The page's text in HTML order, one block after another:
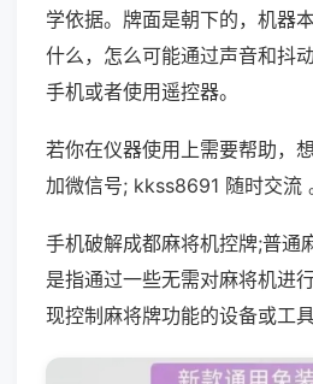
学依据。牌面是朝下的，机器
什么，怎么可能通过声音和抖
手机或者使用遥控器。
若你在仪器使用上需要帮助，
加微信号; kkss8691 随时交流
手机破解成都麻将机控牌;普通
是指通过一些无需对麻将机进
现控制麻将牌功能的设备或工具